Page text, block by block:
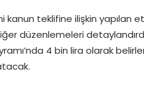
kanun teklifine ilişkin yapılan
düzenlemeleri
4 bin lira olarak